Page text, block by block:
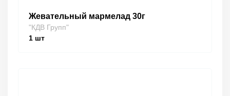
Жевательный мармелад 30г
"КДВ Групп"
1 шт